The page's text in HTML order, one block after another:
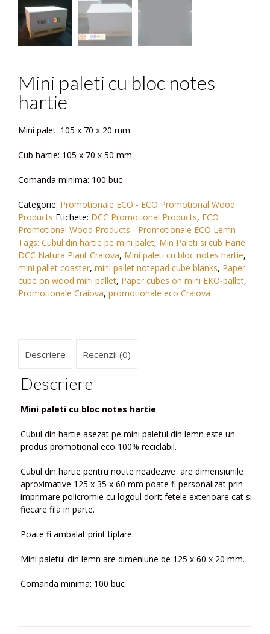
Mini paleti cu bloc notes
hartie
Mini palet: 105 x 70 x 20 mm.
Cub hartie: 105 x 70 x 50 mm.
Comanda minima: 100 buc
Categorie: Promotionale ECO - ECO Promotional Wood
Products Etichete: DCC Promotional Products, ECO
Promotional Wood Products - Promotionale ECO Lemn
Tags: Cubul din hartie pe mini palet, Min Paleti si cub Harie
DCC Natura Plant Craiova, Mini paleti cu bloc notes hartie,
mini pallet coaster, mini pallet notepad cube blanks, Paper
cube on wood mini pallet, Paper cubes on mini EKO-pallet,
Promotionale Craiova, promotionale eco Craiova
Descriere Recenzii (0)
Descriere
Mini paleti cu bloc notes hartie
Cubul din hartie asezat pe mini paletul din lemn este un
produs promotional eco 100% reciclabil.
Cubul din hartie pentru notite neadezive are dimensiunile
aproximative 125 x 35 x 60 mm poate fi personalizat prin
imprimare policromie cu logoul dorit fetele exterioare cat si
fiecare fila in parte.
Poate fi ambalat print tiplare.
Mini paletul din lemn are dimeniune de 125 x 60 x 20 mm.
Comanda minima: 100 buc